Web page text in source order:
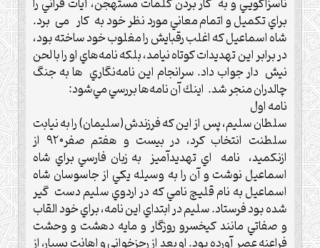
براي تکميل و اتمام معاني مورد نظر خود به کار می برد.‌
شاه اسماعيل كه اغلب رقبايش را مغلوب خود ساخته بود،
در برابر اين تهديدات كوتاه نيامد، بلكه نامه‌هاي او را با لحن
نيش دار جواب داد. سرانجام اين نامه‌نگاري ها به جنگ
چالدران منجر شد.‌ اينك آن نامه‌ها بررسي مي‌شود:
نامه اول
سلطان سليم، پس از اين كه فرزندش(سليمان) را به نيابت
سلطنت انتخاب كرد، در بيست و هفتم صفر۹۲۰ از
ازنكميد، نامه اي تهديدآميز به زبان فارسي براي شاه
اسماعيل نوشت و آن را به وسیله يكي از جاسوسان شاه
اسماعيل به نام قليچ نامي كه در اردوي سليم دست گير
شده بود فرستاد.‌ سليم در ابتداي اين نامه، براي خود القاب
و صفاتي مانند كيخسرو روزگار و مايه دهشت و وحشت